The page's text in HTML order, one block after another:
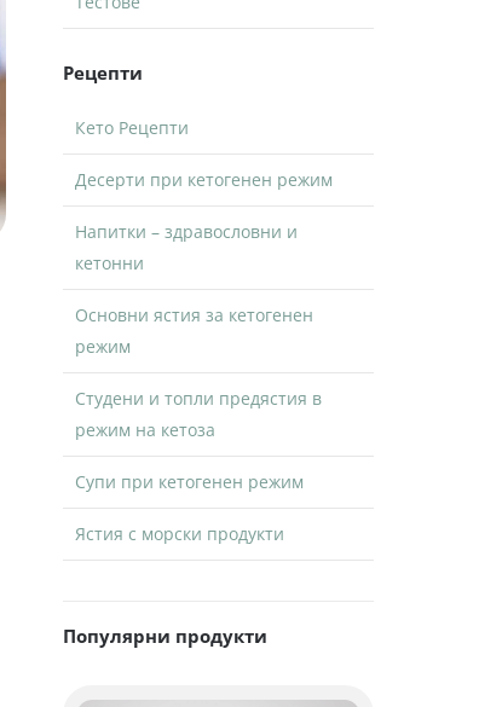
Рецепти
Кето Рецепти
Десерти при кетогенен режим
Напитки – здравословни и
кетонни
Основни ястия за кетогенен
режим
Студени и топли предястия в
режим на кетоза
Супи при кетогенен режим
Ястия с морски продукти
Популярни продукти